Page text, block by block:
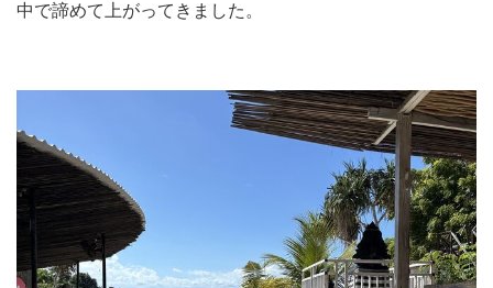
中で諦めて上がってきました。